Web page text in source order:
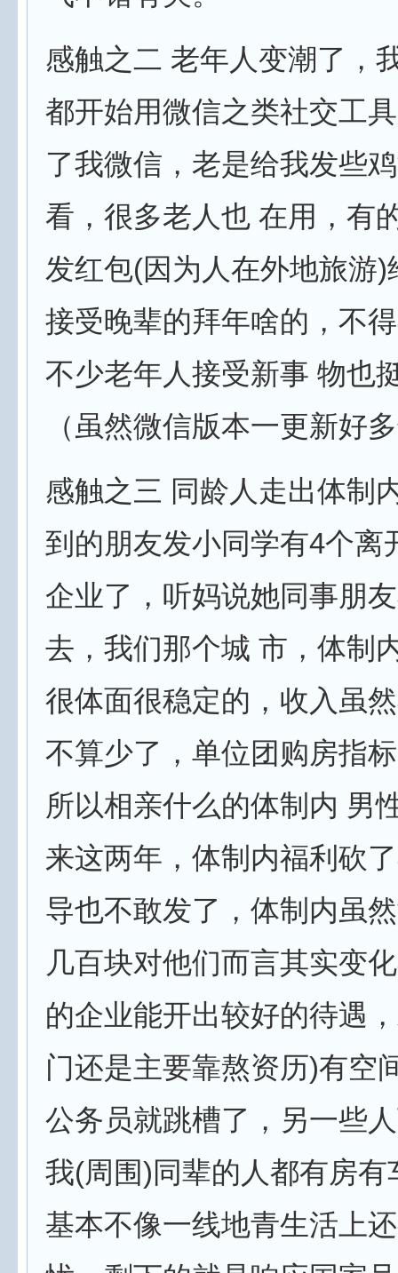
感触之二 老年人变潮了，
都开始用微信之类社交工
了我微信，老是给我发些
看，很多老人也 在用，有
发红包(因为人在外地旅游
接受晚辈的拜年啥的，不
不少老年人接受新事 物也
（虽然微信版本一更新好
感触之三 同龄人走出体制
到的朋友发小同学有4个
企业了，听妈说她同事朋
去，我们那个城 市，体制
很体面很稳定的，收入虽
不算少了，单位团购房指
所以相亲什么的体制内 男
来这两年，体制内福利砍
导也不敢发了，体制内虽
几百块对他们而言其实变
的企业能开出较好的待遇
门还是主要靠熬资历)有空
公务员就跳槽了，另一些
我(周围)同辈的人都有房
基本不像一线地青生活上